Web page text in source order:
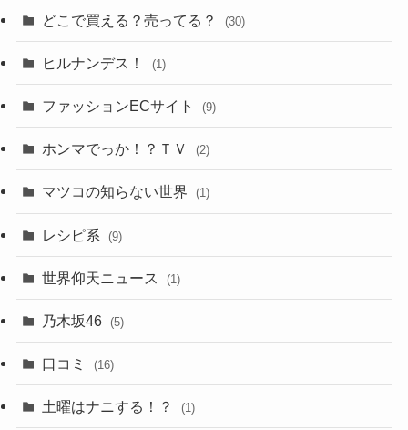
どこで買える？売ってる？ (30)
ヒルナンデス！ (1)
ファッションECサイト (9)
ホンマでっか！？ＴＶ (2)
マツコの知らない世界 (1)
レシピ系 (9)
世界仰天ニュース (1)
乃木坂46 (5)
口コミ (16)
土曜はナニする！？ (1)